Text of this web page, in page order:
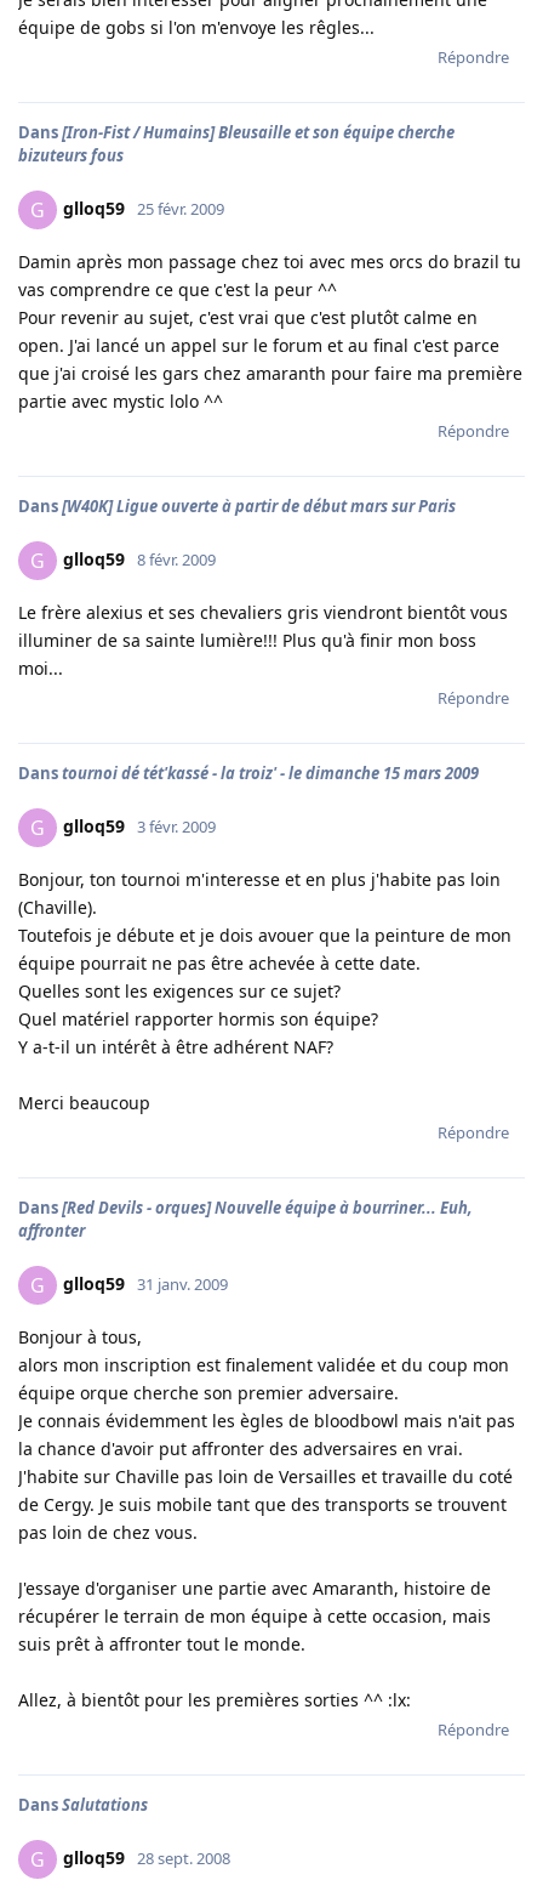
équipe de gobs si l'on m'envoye les rêgles...
Répondre
Dans[Iron-Fist / Humains] Bleusaille et son équipe cherche
bizuteurs fous
G glloq59 25 févr. 2009
Damin après mon passage chez toi avec mes orcs do brazil tu
vas comprendre ce que c'est la peur ^^
Pour revenir au sujet, c'est vrai que c'est plutôt calme en
open. J'ai lancé un appel sur le forum et au final c'est parce
que j'ai croisé les gars chez amaranth pour faire ma première
partie avec mystic lolo ^^
Répondre
Dans[W40K] Ligue ouverte à partir de début mars sur Paris
G glloq59 8 févr. 2009
Le frère alexius et ses chevaliers gris viendront bientôt vous
illuminer de sa sainte lumière!!! Plus qu'à finir mon boss
moi...
Répondre
Danstournoi dé tét'kassé - la troiz' - le dimanche 15 mars 2009
G glloq59 3 févr. 2009
Bonjour, ton tournoi m'interesse et en plus j'habite pas loin
(Chaville).
Toutefois je débute et je dois avouer que la peinture de mon
équipe pourrait ne pas être achevée à cette date.
Quelles sont les exigences sur ce sujet?
Quel matériel rapporter hormis son équipe?
Y a-t-il un intérêt à être adhérent NAF?
Merci beaucoup
Répondre
Dans[Red Devils - orques] Nouvelle équipe à bourriner... Euh,
affronter
G glloq59 31 janv. 2009
Bonjour à tous,
alors mon inscription est finalement validée et du coup mon
équipe orque cherche son premier adversaire.
Je connais évidemment les ègles de bloodbowl mais n'ait pas
la chance d'avoir put affronter des adversaires en vrai.
J'habite sur Chaville pas loin de Versailles et travaille du coté
de Cergy. Je suis mobile tant que des transports se trouvent
pas loin de chez vous.
J'essaye d'organiser une partie avec Amaranth, histoire de
récupérer le terrain de mon équipe à cette occasion, mais
suis prêt à affronter tout le monde.
Allez, à bientôt pour les premières sorties ^^ :lx:
Répondre
DansSalutations
G glloq59 28 sept. 2008